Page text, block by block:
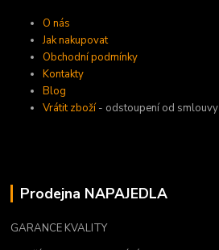
O nás
Jak nakupovat
Obchodní podmínky
Kontakty
Blog
Vrátit zboží- odstoupení od smlouvy
Prodejna NAPAJEDLA
GARANCE KVALITY